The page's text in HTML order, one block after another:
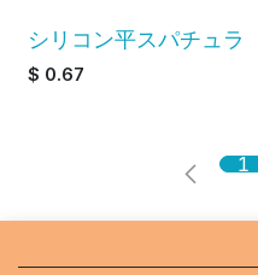
シリコン平スパチュラ
$ 0.67
1